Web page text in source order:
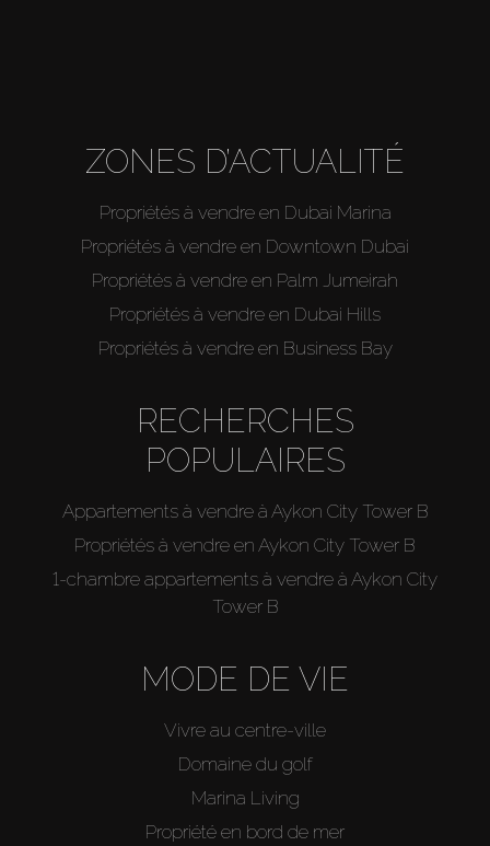
ZONES D’ACTUALITÉ
Propriétés à vendre en Dubai Marina
Propriétés à vendre en Downtown Dubai
Propriétés à vendre en Palm Jumeirah
Propriétés à vendre en Dubai Hills
Propriétés à vendre en Business Bay
RECHERCHES
POPULAIRES
Appartements à vendre à Aykon City Tower B
Propriétés à vendre en Aykon City Tower B
1-chambre appartements à vendre à Aykon City
Tower B
MODE DE VIE
Vivre au centre-ville
Domaine du golf
Marina Living
Propriété en bord de mer